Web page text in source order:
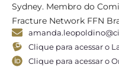
Sydney. Membro do
Fracture Network FFN
CNPq NeuroEixo
multicêntrico e
Elders – BACE” – UFMG.
Clique para acessar o
Clique para acessar o